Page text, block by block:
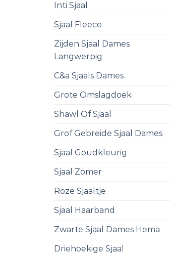
Inti Sjaal
Sjaal Fleece
Zijden Sjaal Dames
Langwerpig
C&a Sjaals Dames
Grote Omslagdoek
Shawl Of Sjaal
Grof Gebreide Sjaal Dames
Sjaal Goudkleurig
Sjaal Zomer
Roze Sjaaltje
Sjaal Haarband
Zwarte Sjaal Dames Hema
Driehoekige Sjaal